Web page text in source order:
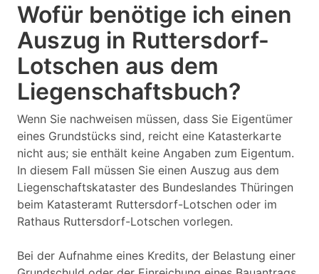
Wofür benötige ich einen
Auszug in Ruttersdorf-
Lotschen aus dem
Liegenschaftsbuch?
Wenn Sie nachweisen müssen, dass Sie Eigentümer
eines Grundstücks sind, reicht eine Katasterkarte
nicht aus; sie enthält keine Angaben zum Eigentum.
In diesem Fall müssen Sie einen Auszug aus dem
Liegenschaftskataster des Bundeslandes Thüringen
beim Katasteramt Ruttersdorf-Lotschen oder im
Rathaus Ruttersdorf-Lotschen vorlegen.
Bei der Aufnahme eines Kredits, der Belastung einer